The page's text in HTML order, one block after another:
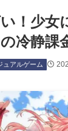
！少女
冷静課
ュアルゲーム